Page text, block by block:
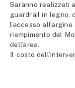
Saranno realizzati
guardrail in legno,
l’accesso
riempimento del
dell’area.
Il costo